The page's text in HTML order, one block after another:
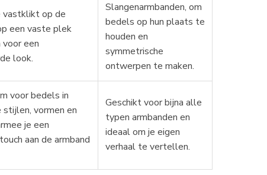
vastklikt op de
een vaste plek
een
look.
Slangenarmbanden, om
bedels op hun plaats te
houden en
symmetrische
ontwerpen te maken.
voor bedels in
vormen en
je een
aan de armband
Geschikt voor bijna alle
typen armbanden en
ideaal om je eigen
verhaal te vertellen.